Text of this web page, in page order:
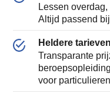
Lessen
Altijd passend
Heldere tarieven
Transparante
voor